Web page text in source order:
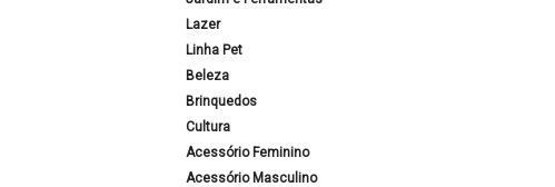
Lazer
Linha Pet
Beleza
Brinquedos
Cultura
Acessório Feminino
Acessório Masculino